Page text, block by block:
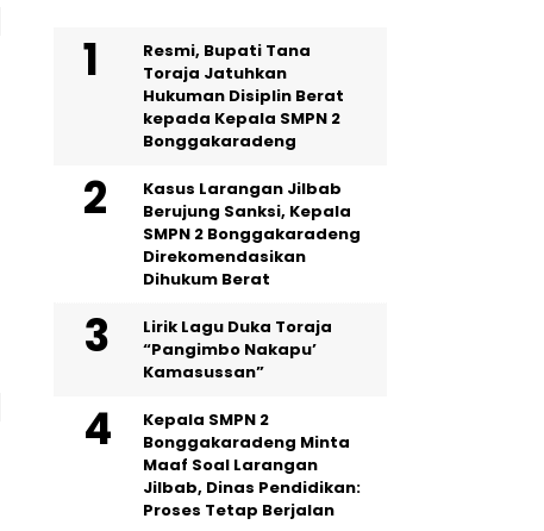
Resmi, Bupati Tana
Toraja Jatuhkan
Hukuman Disiplin Berat
kepada Kepala SMPN 2
Bonggakaradeng
Kasus Larangan Jilbab
Berujung Sanksi, Kepala
SMPN 2 Bonggakaradeng
Direkomendasikan
Dihukum Berat
Lirik Lagu Duka Toraja
“Pangimbo Nakapu’
Kamasussan”
Kepala SMPN 2
Bonggakaradeng Minta
Maaf Soal Larangan
Jilbab, Dinas Pendidikan:
Proses Tetap Berjalan